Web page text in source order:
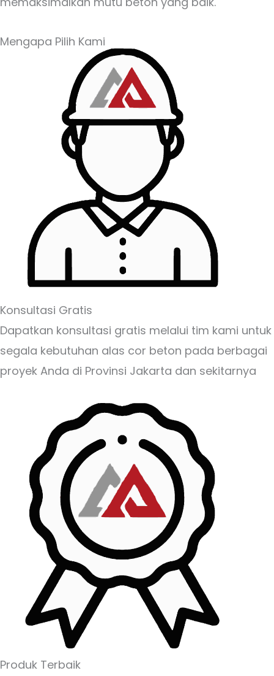
Mengapa Pilih Kami
Konsultasi Gratis
Dapatkan konsultasi gratis melalui tim kami untuk
segala kebutuhan alas cor beton pada berbagai
proyek Anda di Provinsi Jakarta dan sekitarnya
Produk Terbaik